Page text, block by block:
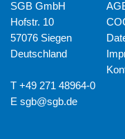
SGB GmbH
Hofstr. 10
57076 Siegen
Deutschland
T +49 271 48964-0
Esgb@sgb.de